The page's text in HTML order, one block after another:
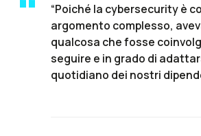
“Poiché la cybersecurity è
argomento complesso,
qualcosa che fosse
seguire e in grado di
quotidiano dei nostri